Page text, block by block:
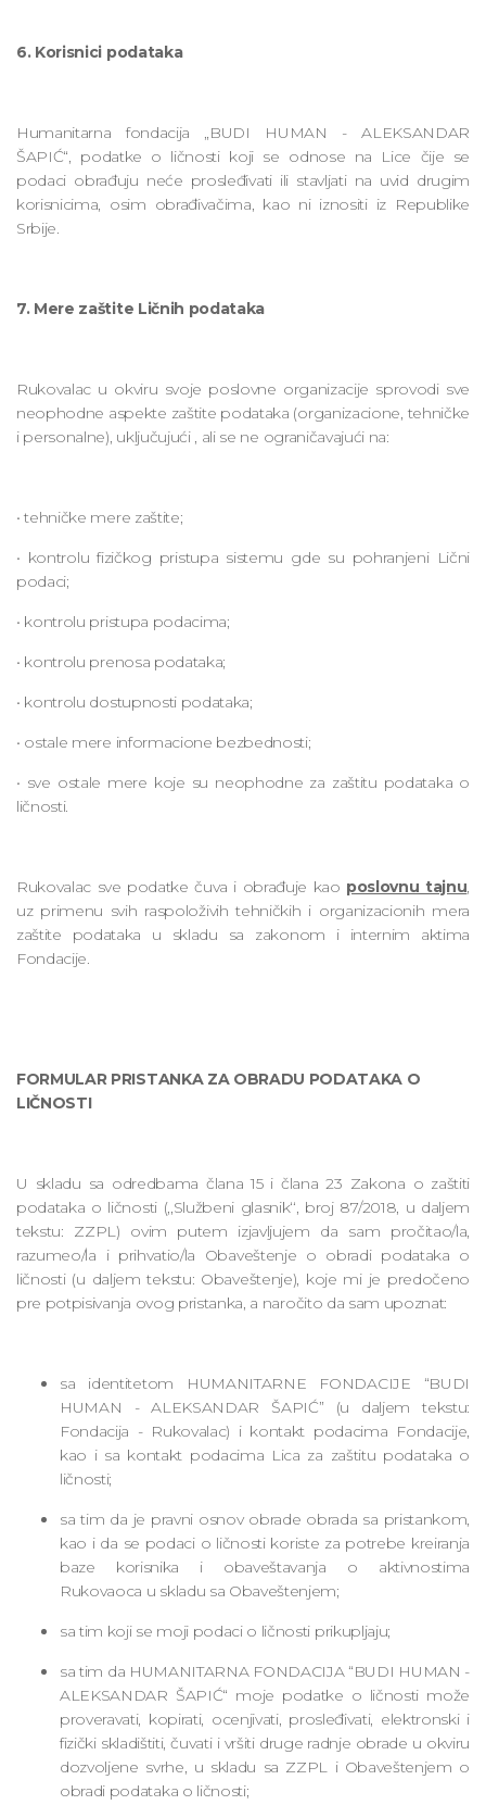
6. Korisnici podataka
Humanitarna fondacija „BUDI HUMAN - ALEKSANDAR
ŠAPIĆ“, podatke o ličnosti koji se odnose na Lice čije se
podaci obrađuju neće prosleđivati ili stavljati na uvid drugim
korisnicima, osim obrađivačima, kao ni iznositi iz Republike
Srbije.
7. Mere zaštite Ličnih podataka
Rukovalac u okviru svoje poslovne organizacije sprovodi sve
neophodne aspekte zaštite podataka (organizacione, tehničke
i personalne), uključujući , ali se ne ograničavajući na:
• tehničke mere zaštite;
• kontrolu fizičkog pristupa sistemu gde su pohranjeni Lični
podaci;
• kontrolu pristupa podacima;
• kontrolu prenosa podataka;
• kontrolu dostupnosti podataka;
• ostale mere informacione bezbednosti;
• sve ostale mere koje su neophodne za zaštitu podataka o
ličnosti.
Rukovalac sve podatke čuva i obrađuje kao poslovnu tajnu,
uz primenu svih raspoloživih tehničkih i organizacionih mera
zaštite podataka u skladu sa zakonom i internim aktima
Fondacije.
FORMULAR PRISTANKA ZA OBRADU PODATAKA O
LIČNOSTI
U skladu sa odredbama člana 15 i člana 23 Zakona o zaštiti
podataka o ličnosti (,,Službeni glasnikʻʻ, broj 87/2018, u daljem
tekstu: ZZPL) ovim putem izjavljujem da sam pročitao/la,
razumeo/la i prihvatio/la Obaveštenje o obradi podataka o
ličnosti (u daljem tekstu: Obaveštenje), koje mi je predočeno
pre potpisivanja ovog pristanka, a naročito da sam upoznat:
sa identitetom HUMANITARNE FONDACIJE “BUDI
HUMAN - ALEKSANDAR ŠAPIĆ” (u daljem tekstu:
Fondacija - Rukovalac) i kontakt podacima Fondacije,
kao i sa kontakt podacima Lica za zaštitu podataka o
ličnosti;
sa tim da je pravni osnov obrade obrada sa pristankom,
kao i da se podaci o ličnosti koriste za potrebe kreiranja
baze korisnika i obaveštavanja o aktivnostima
Rukovaoca u skladu sa Obaveštenjem;
sa tim koji se moji podaci o ličnosti prikupljaju;
sa tim da HUMANITARNA FONDACIJA “BUDI HUMAN -
ALEKSANDAR ŠAPIĆ“ moje podatke o ličnosti može
proveravati, kopirati, ocenjivati, prosleđivati, elektronski i
fizički skladištiti, čuvati i vršiti druge radnje obrade u okviru
dozvoljene svrhe, u skladu sa ZZPL i Obaveštenjem o
obradi podataka o ličnosti;